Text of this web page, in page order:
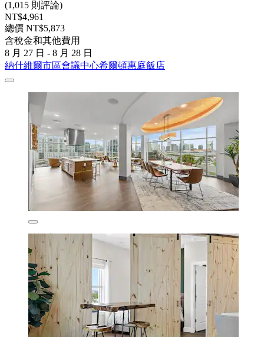
(1,015 則評論)
NT$4,961
總價 NT$5,873
含稅金和其他費用
8 月 27 日 - 8 月 28 日
納什維爾市區會議中心希爾頓惠庭飯店